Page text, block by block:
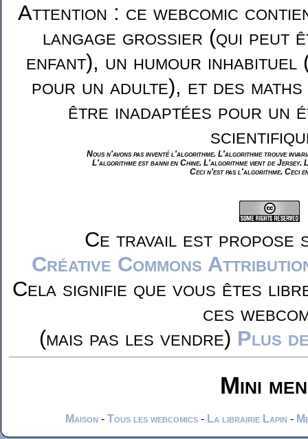
Attention : ce webcomic
langage grossier (qui peut
enfant), un humour inhabituel
pour un adulte), et des maths
être inadaptées pour un
Nous n'avons pas inventé l'algorithme. L'algorithme trouve
L'algorithme est banni en Chine. L'algorithme vient de Jersey.
Ceci n'est pas l'algorithme. Ceci
Ce travail est propose
Créative Commons
Cela signifie que vous êtes
ces
(mais pas les vendre) Plus
Mini
Maison - Tous les webcomics - La librairie Lapin -